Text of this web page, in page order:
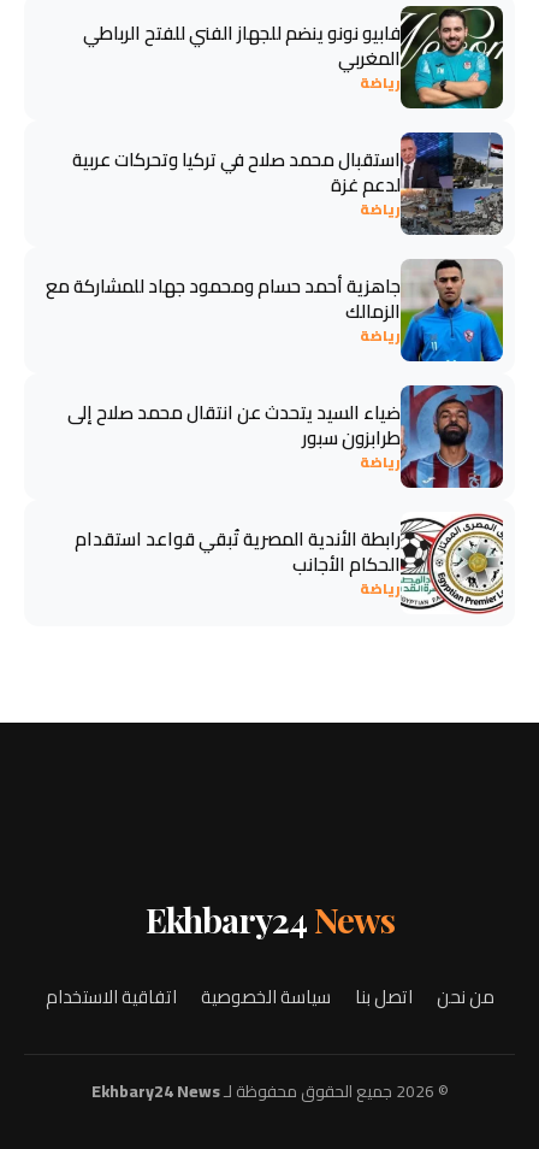
فابيو نونو ينضم للجهاز الفني للفتح الرباطي
المغربي
رياضة
استقبال محمد صلاح في تركيا وتحركات عربية
لدعم غزة
رياضة
جاهزية أحمد حسام ومحمود جهاد للمشاركة مع
الزمالك
رياضة
ضياء السيد يتحدث عن انتقال محمد صلاح إلى
طرابزون سبور
رياضة
رابطة الأندية المصرية تُبقي قواعد استقدام
الحكام الأجانب
رياضة
Ekhbary24News
من نحن اتصل بنا سياسة الخصوصية اتفاقية الاستخدام
© 2026 جميع الحقوق محفوظة لـ Ekhbary24 News